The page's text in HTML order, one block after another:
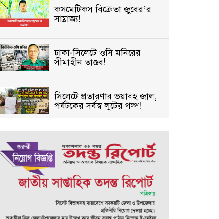
কসমেটিকস বিক্রেতা জুবের’র
সাম্রাজ্য!
ঢাকা-সিলেটে ওসি মনিরের
সীমাহীন তাণ্ডব!
সিলেটে প্রতারণার ভয়াবহ জাল,
পর্যটকের সর্বস্ব লুটের গল্প!
দখলদারিত্ব বজায় রাখতে মরিয়া
‘পিচ্চি’ আমিনুর!
কিশোরীকে যৌনপীড়নের পর
ভ্রূণহত্যার অপচেষ্টা, গোয়াইনঘাট